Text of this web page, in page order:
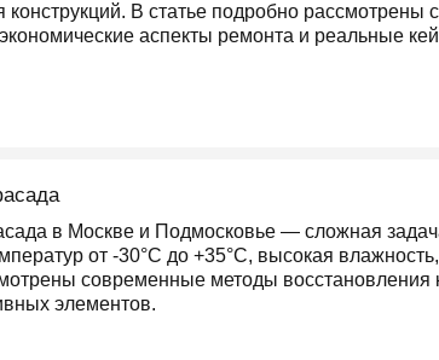
В статье подробно
аспекты ремонта и реальные
в Москве и Подмосковье — сложная
от -30°C до +35°C, высокая
современные методы
элементов.